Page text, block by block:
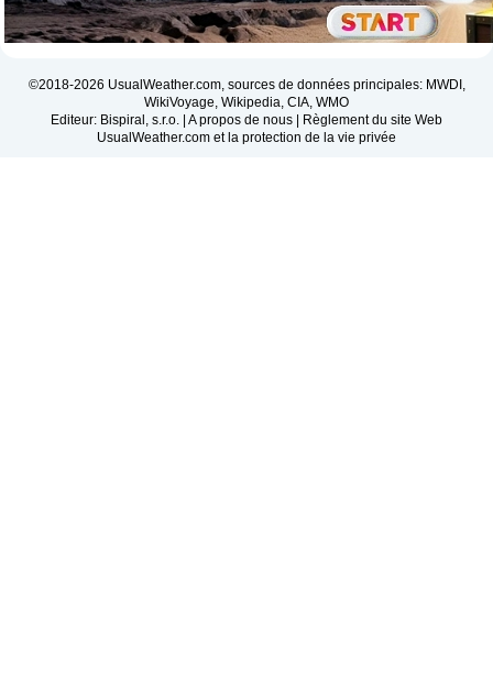
©2018-2026 UsualWeather.com, sources de données principales: MWDI,
WikiVoyage, Wikipedia, CIA, WMO
Editeur: Bispiral, s.r.o. | A propos de nous | Règlement du site Web
UsualWeather.com et la protection de la vie privée